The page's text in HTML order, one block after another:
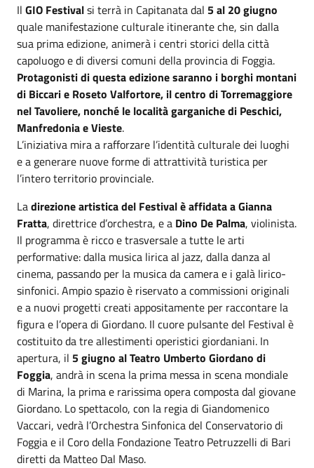
Il GIO Festivalsi terrà in Capitanata dal 5 al 20 giugno
quale manifestazione culturale itinerante che, sin dalla
sua prima edizione, animerà i centri storici della città
capoluogo e di diversi comuni della provincia di Foggia.
Protagonisti di questa edizione saranno i borghi montani
di Biccari e Roseto Valfortore, il centro di Torremaggiore
nel Tavoliere, nonché le località garganiche di Peschici,
Manfredonia e Vieste.
L’iniziativa mira a rafforzare l’identità culturale dei luoghi
e a generare nuove forme di attrattività turistica per
l’intero territorio provinciale.
Ladirezione artistica del Festival è affidata a Gianna
Fratta, direttrice d’orchestra, e a Dino De Palma, violinista.
Il programma è ricco e trasversale a tutte le arti
performative: dalla musica lirica al jazz, dalla danza al
cinema, passando per la musica da camera e i galà lirico-
sinfonici. Ampio spazio è riservato a commissioni originali
e a nuovi progetti creati appositamente per raccontare la
figura e l’opera di Giordano. Il cuore pulsante del Festival è
costituito da tre allestimenti operistici giordaniani. In
apertura, il 5 giugno al Teatro Umberto Giordano di
Foggia, andrà in scena la prima messa in scena mondiale
di Marina, la prima e rarissima opera composta dal giovane
Giordano. Lo spettacolo, con la regia di Giandomenico
Vaccari, vedrà l’Orchestra Sinfonica del Conservatorio di
Foggia e il Coro della Fondazione Teatro Petruzzelli di Bari
diretti da Matteo Dal Maso.